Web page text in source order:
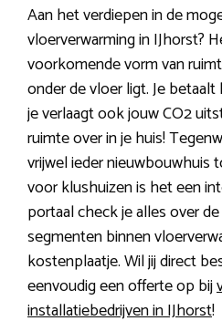
Aan het verdiepen in de
vloerverwarming in IJhorst?
voorkomende vorm van
onder de vloer ligt. Je
je verlaagt ook jouw CO2
ruimte over in je huis!
vrijwel ieder nieuwbouwhuis
voor klushuizen is het een
portaal check je alles over
segmenten binnen
kostenplaatje. Wil jij direct
eenvoudig een offerte op bij
installatiebedrijven in IJhorst!